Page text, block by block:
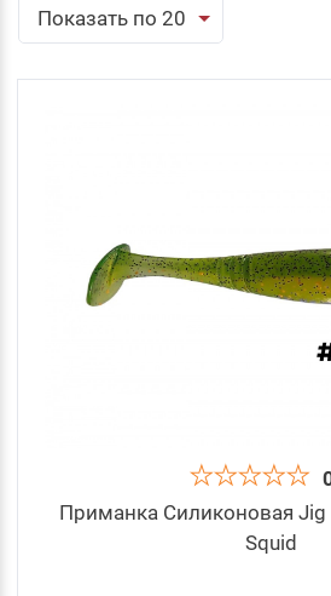
Свернуть
Показать по 20
Приманка Силиконовая Jig
Squid